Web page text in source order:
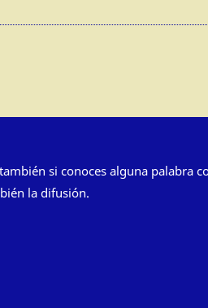
si conoces alguna palabra
la difusión.